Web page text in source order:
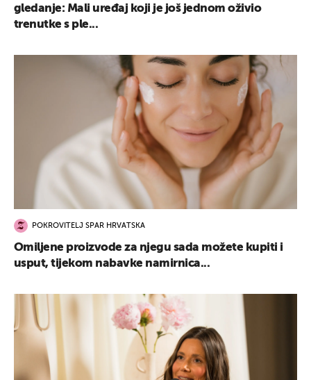
gledanje: Mali uređaj koji je još jednom oživio
trenutke s ple...
POKROVITELJ SPAR HRVATSKA
Omiljene proizvode za njegu sada možete kupiti i
usput, tijekom nabavke namirnica...